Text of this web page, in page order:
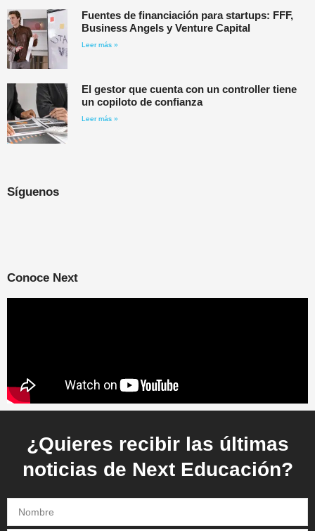
Fuentes de financiación para startups: FFF,
Business Angels y Venture Capital
Leer más »
El gestor que cuenta con un controller tiene
un copiloto de confianza
Leer más »
Síguenos
Conoce Next
¿Quieres recibir las últimas
noticias de Next Educación?